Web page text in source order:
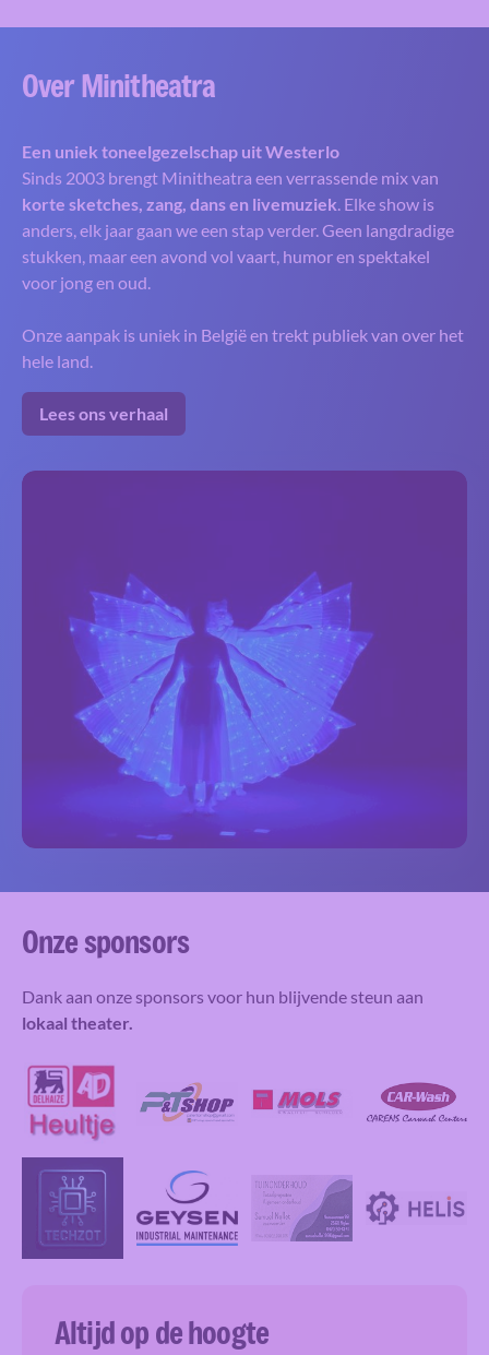
Over Minitheatra
Een uniek toneelgezelschap uit Westerlo
Sinds 2003 brengt Minitheatra een verrassende mix van
korte sketches, zang, dans en livemuziek . Elke show is
anders, elk jaar gaan we een stap verder. Geen langdradige
stukken, maar een avond vol vaart, humor en spektakel
voor jong en oud.
Onze aanpak is uniek in België en trekt publiek van over het
hele land.
Lees ons verhaal
Onze sponsors
Dank aan onze sponsors voor hun blijvende steun aan
lokaal theater.
Altijd op de hoogte